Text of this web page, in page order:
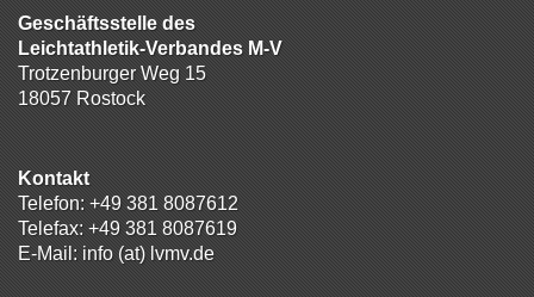
Geschäftsstelle des
Leichtathletik-Verbandes M-V
Trotzenburger Weg 15
18057 Rostock
Kontakt
Telefon: +49 381 8087612
Telefax: +49 381 8087619
E-Mail: info (at) lvmv.de